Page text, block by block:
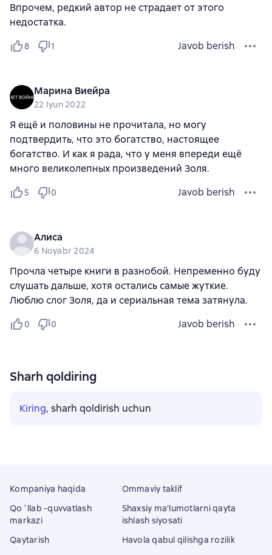
Впрочем, редкий автор не страдает от этого
недостатка.
8 1 Javob berish
Марина Виейра
22 Iyun 2022
Я ещё и половины не прочитала, но могу
подтвердить, что это богатство, настоящее
богатство. И как я рада, что у меня впереди ещё
много великолепных произведений Золя.
5 0 Javob berish
Алиса
6 Noyabr 2024
Прочла четыре книги в разнобой. Непременно буду
слушать дальше, хотя остались самые жуткие.
Люблю слог Золя, да и сериальная тема затянула.
0 0 Javob berish
Sharh qoldiring
Kiring, sharh qoldirish uchun
Kompaniya haqida
Qo`llab -quvvatlash
markazi
Qaytarish
Ommaviy taklif
Shaxsiy ma'lumotlarni qayta
ishlash siyosati
Havola qabul qilishga rozilik